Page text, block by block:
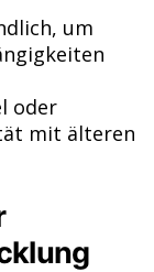
um
oder
mit älteren